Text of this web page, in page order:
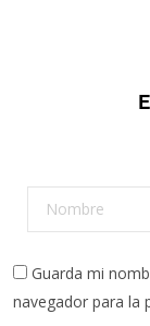
Guarda mi
navegador para la